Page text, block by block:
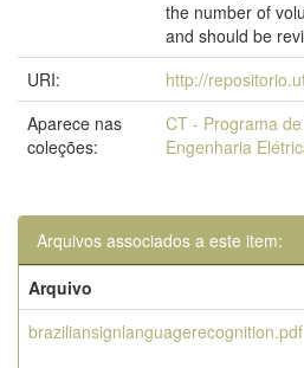
the number of
and should be
URI:
http://
Aparece nas
coleções:
CT - Programa
Engenharia
Arquivos associados a este item:
Arquivo
braziliansignlanguagerecognition.pdf